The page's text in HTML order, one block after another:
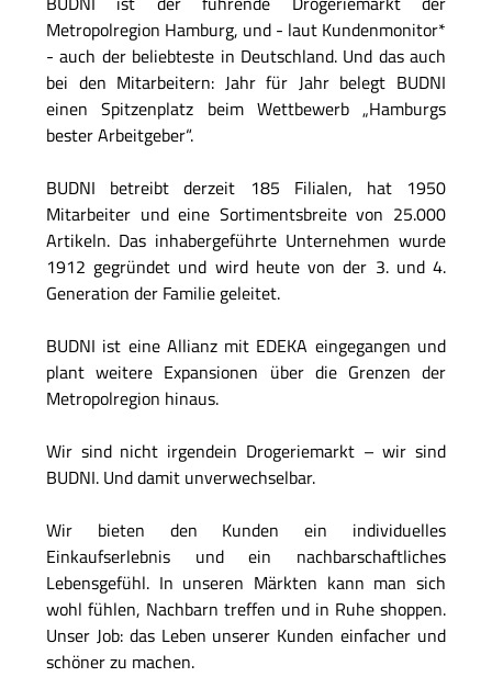
Metropolregion Hamburg, und - laut Kundenmonitor*
- auch der beliebteste in Deutschland. Und das auch
bei den Mitarbeitern: Jahr für Jahr belegt BUDNI
einen Spitzenplatz beim Wettbewerb „Hamburgs
bester Arbeitgeber“.
BUDNI betreibt derzeit 185 Filialen, hat 1950
Mitarbeiter und eine Sortimentsbreite von 25.000
Artikeln. Das inhabergeführte Unternehmen wurde
1912 gegründet und wird heute von der 3. und 4.
Generation der Familie geleitet.
BUDNI ist eine Allianz mit EDEKA eingegangen und
plant weitere Expansionen über die Grenzen der
Metropolregion hinaus.
Wir sind nicht irgendein Drogeriemarkt – wir sind
BUDNI. Und damit unverwechselbar.
Wir bieten den Kunden ein individuelles
Einkaufserlebnis und ein nachbarschaftliches
Lebensgefühl. In unseren Märkten kann man sich
wohl fühlen, Nachbarn treffen und in Ruhe shoppen.
Unser Job: das Leben unserer Kunden einfacher und
schöner zu machen.